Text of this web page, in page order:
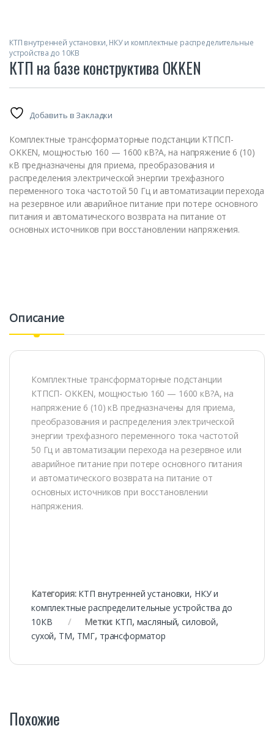
КТП внутренней установки, НКУ и комплектные распределительные
устройства до 10КВ
КТП на базе конструктива OKKEN
Добавить в Закладки
Комплектные трансформаторные подстанции КТПСП-
OKKEN, мощностью 160 — 1600 кВ?А, на напряжение 6 (10)
кВ предназначены для приема, преобразования и
распределения электрической энергии трехфазного
переменного тока частотой 50 Гц и автоматизации перехода
на резервное или аварийное питание при потере основного
питания и автоматического возврата на питание от
основных источников при восстановлении напряжения.
Описание
Комплектные трансформаторные подстанции
КТПСП- OKKEN, мощностью 160 — 1600 кВ?А, на
напряжение 6 (10) кВ предназначены для приема,
преобразования и распределения электрической
энергии трехфазного переменного тока частотой
50 Гц и автоматизации перехода на резервное или
аварийное питание при потере основного питания
и автоматического возврата на питание от
основных источников при восстановлении
напряжения.
Категория: КТП внутренней установки, НКУ и
комплектные распределительные устройства до
10КВ
Метки: КТП, масляный,силовой,
сухой, ТМ, ТМГ, трансформатор
Похожие